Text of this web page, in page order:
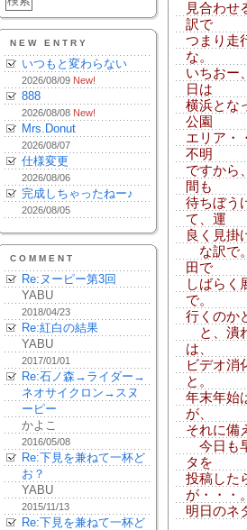
NEW ENTRY
いつもと変わらない
2026/08/09 New!
888
2026/08/08 New!
Mrs.Donut
2026/08/07
仕様変更
2026/08/06
完成しちゃったねー♪
2026/08/05
COMMENT
Re:ヌーピー第3回
YABU
2018/04/23
Re:紅白の結果
YABU
2017/01/01
Re:石ノ森→ライダー→
ネオサイクロン→スヌ
ーピー
かよこ
2016/05/08
Re:下見を兼ねて一杯ど
お？
YABU
2015/11/13
Re:下見を兼ねて一杯ど
見合わせ
訳で
つまり走
な。
いちおー
日は
横浜とな
公園
エリア・
不明
ですから
間も
待ちぼう
て、運
良く見掛
な訳で
田で
しばらく
で。
行くのか
と、潰
は、
ビデオ消
と。
年末年始
が、
それに備
今日も
タを
投稿した
が・・・
明日のネ